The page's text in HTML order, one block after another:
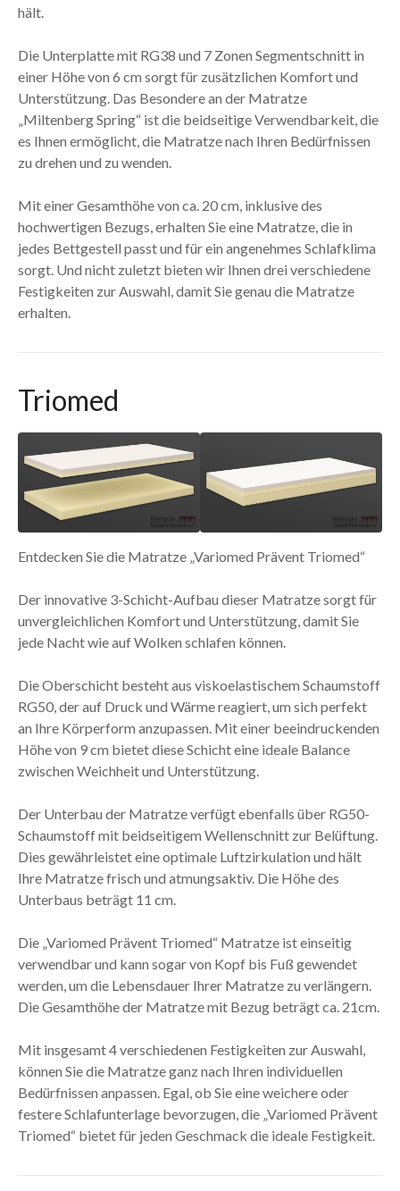
hält.
Die Unterplatte mit RG38 und 7 Zonen Segmentschnitt in
einer Höhe von 6 cm sorgt für zusätzlichen Komfort und
Unterstützung. Das Besondere an der Matratze
„Miltenberg Spring“ ist die beidseitige Verwendbarkeit, die
es Ihnen ermöglicht, die Matratze nach Ihren Bedürfnissen
zu drehen und zu wenden.
Mit einer Gesamthöhe von ca. 20 cm, inklusive des
hochwertigen Bezugs, erhalten Sie eine Matratze, die in
jedes Bettgestell passt und für ein angenehmes Schlafklima
sorgt. Und nicht zuletzt bieten wir Ihnen drei verschiedene
Festigkeiten zur Auswahl, damit Sie genau die Matratze
erhalten.
Triomed
Entdecken Sie die Matratze „Variomed Prävent Triomed“
Der innovative 3-Schicht-Aufbau dieser Matratze sorgt für
unvergleichlichen Komfort und Unterstützung, damit Sie
jede Nacht wie auf Wolken schlafen können.
Die Oberschicht besteht aus viskoelastischem Schaumstoff
RG50, der auf Druck und Wärme reagiert, um sich perfekt
an Ihre Körperform anzupassen. Mit einer beeindruckenden
Höhe von 9 cm bietet diese Schicht eine ideale Balance
zwischen Weichheit und Unterstützung.
Der Unterbau der Matratze verfügt ebenfalls über RG50-
Schaumstoff mit beidseitigem Wellenschnitt zur Belüftung.
Dies gewährleistet eine optimale Luftzirkulation und hält
Ihre Matratze frisch und atmungsaktiv. Die Höhe des
Unterbaus beträgt 11 cm.
Die „Variomed Prävent Triomed“ Matratze ist einseitig
verwendbar und kann sogar von Kopf bis Fuß gewendet
werden, um die Lebensdauer Ihrer Matratze zu verlängern.
Die Gesamthöhe der Matratze mit Bezug beträgt ca. 21cm.
Mit insgesamt 4 verschiedenen Festigkeiten zur Auswahl,
können Sie die Matratze ganz nach Ihren individuellen
Bedürfnissen anpassen. Egal, ob Sie eine weichere oder
festere Schlafunterlage bevorzugen, die „Variomed Prävent
Triomed“ bietet für jeden Geschmack die ideale Festigkeit.